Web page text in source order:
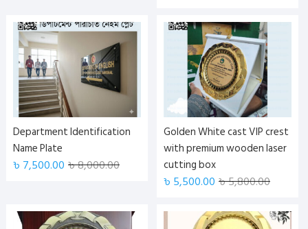
Department Identification
Name Plate
৳8,000.00
৳ 7,500.00
Golden White cast VIP crest
with premium wooden laser
cutting box
৳5,800.00
৳ 5,500.00